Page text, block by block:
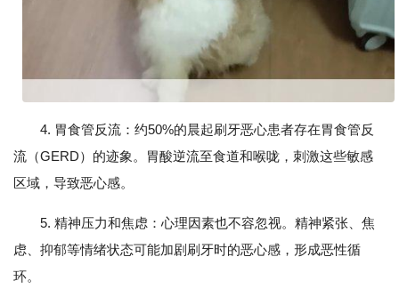
4. 胃食管反流：约50%的晨起刷牙恶心患者存在胃食管反
流（GERD）的迹象。胃酸逆流至食道和喉咙，刺激这些敏感
区域，导致恶心感。
5. 精神压力和焦虑：心理因素也不容忽视。精神紧张、焦
虑、抑郁等情绪状态可能加剧刷牙时的恶心感，形成恶性循
环。